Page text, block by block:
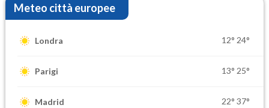
Meteo città europee
Londra 12° 24°
Parigi 13° 25°
Madrid 22° 37°